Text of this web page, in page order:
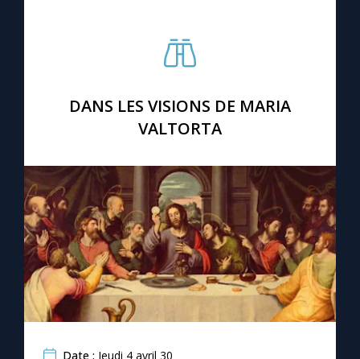
DANS LES VISIONS DE MARIA
VALTORTA
Date : Jeudi 4 avril 30